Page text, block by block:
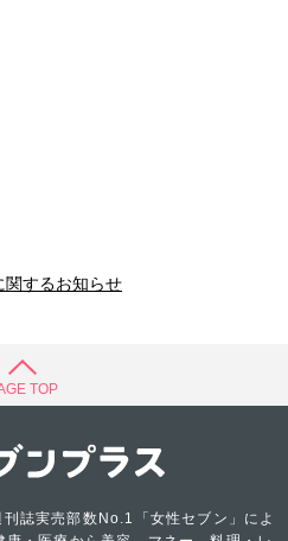
関するお知らせ
TOP
刊誌実売部数No.1「女性セブン」によ